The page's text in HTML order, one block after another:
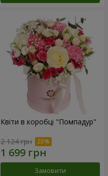
Квіти в коробці "Помпадур"
2 124 грн
Замовити